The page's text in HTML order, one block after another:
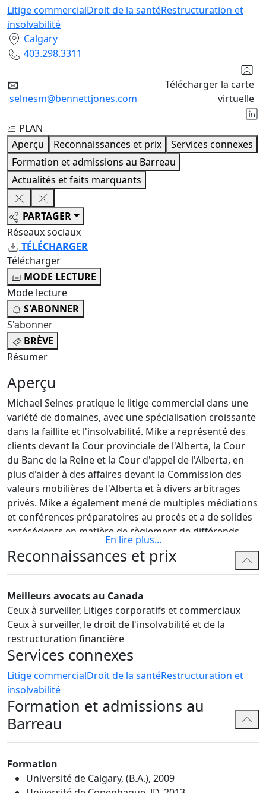
Litige commercialDroit de la santéRestructuration et
insolvabilité
Calgary
403.298.3311
selnesm@bennettjones.com
Télécharger la carte
virtuelle
PLAN
Aperçu
Reconnaissances et prix
Services connexes
Formation et admissions au Barreau
Actualités et faits marquants
PARTAGER
Réseaux sociaux
TÉLÉCHARGER
Télécharger
MODE LECTURE
Mode lecture
S'ABONNER
S'abonner
BRÈVE
Résumer
Aperçu
Michael Selnes pratique le litige commercial dans une
variété de domaines, avec une spécialisation croissante
dans la faillite et l'insolvabilité. Mike a représenté des
clients devant la Cour provinciale de l'Alberta, la Cour
du Banc de la Reine et la Cour d'appel de l'Alberta, en
plus d'aider à des affaires devant la Commission des
valeurs mobilières de l'Alberta et à divers arbitrages
privés. Mike a également mené de multiples médiations
et conférences préparatoires au procès et a de solides
antécédents en matière de règlement de différends.
Mike a de l'expérience dans la représentation de clients
dans les types de litiges suivants:
Une variété d'expériences en matière
d'insolvabilité, y compris des actions en vertu de la
LACC,la LFI;
Représenter les propriétaires commerciaux qui
exécutent des distraints, des accords de sécurité et
des expulsions;
Représenter des demandeurs dans des actions en
dommages corporels;
Représenter des médecins dans des litiges de faute
professionnelle;
de différends commerciaux;
Aider à déposer et à contester les privilèges des
En lire plus...
Reconnaissances et prix
Meilleurs avocats au Canada
Ceux à surveiller, Litiges corporatifs et commerciaux
Ceux à surveiller, le droit de l'insolvabilité et de la
restructuration financière
Services connexes
Litige commercialDroit de la santéRestructuration et
insolvabilité
Formation et admissions au
Barreau
Formation
Université de Calgary, (B.A.), 2009